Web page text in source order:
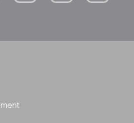
mutterhaus-xMBTtqOwC1KKBww